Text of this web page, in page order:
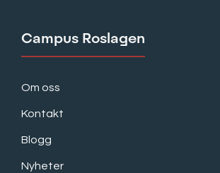
Campus Roslagen
Om oss
Kontakt
Blogg
Nyheter